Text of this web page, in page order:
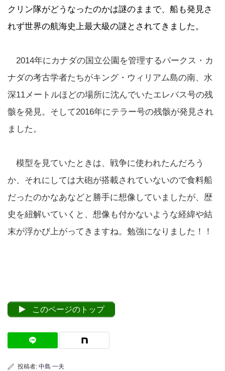
クリン隊がどうなったのかは謎のままで、船も発見さ
れず世界の航海史上最大級の謎とされてきました。
2014年にカナダの国立公園を管理するパークス・カ
ナダの考古学者たちがキング・ウィリアム島の南、水
深11メートルほどの場所に沈んでいたエレバス号の残
骸を発見。そして2016年にテラー号の残骸が発見され
ました。
模型を見ていたときは、戦争に使われたんだろう
か、それにしては大砲が搭載されていないので食料船
だったのかなあなどと勝手に想像していましたが、歴
史を紐解いていくと、想像も付かないような経緯や結
末が浮かび上がってきますね。勉強になりました！！
このページのトップ
投稿者: 中島 一夫